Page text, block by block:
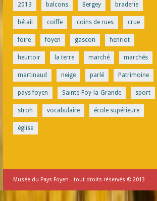
2013 balcons Bergey braderie
bétail coiffe coins de rues crue
foire foyen gascon henriot
heurtoir la terre marché marchés
martinaud neige parlé Patrimoine
pays foyen Sainte-Foy-la-Grande sport
stroh vocabulaire école supérieure
église
Musée du Pays Foyen - tout droits réservés © 2013